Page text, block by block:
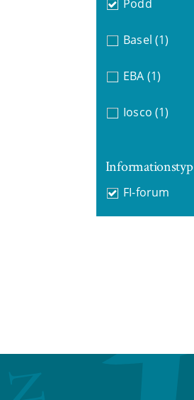
Podd
Basel (1)
EBA (1)
Iosco (1)
Informationstyp
FI-forum